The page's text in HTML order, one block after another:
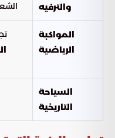
والترفيه
المواكبة
الرياضية
السياحة
التاريخية